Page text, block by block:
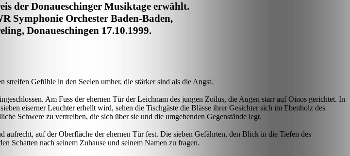
der Donaueschinger Musiktage erwählt.
Symphonie Orchester Baden-Baden,
Donaueschingen 17.10.1999.
Gefühle in den Seelen umher, die stärker sind als die Angst.
Am Fuss der ehernen Tür der Leichnam des jungen Zoilus, die Augen starr aufOinos gerichtet. In
eiserner Leuchter erhellt wird, sehen die Tischgäste die Blässe ihrer Gesichter sich im Ebenholz des
Schwere zu vertreiben, die sich über sie und die umgebenden Gegenstände legt.
auf der Oberfläche der ehernen Tür fest. Die sieben Gefährten, den Blick in die Tiefen des
Schatten nach seinem Zuhause und seinem Namen zu fragen.